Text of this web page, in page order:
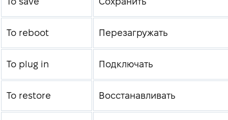
To reboot Перезагружать
To plug in Подключать
To restore Восстанавливать